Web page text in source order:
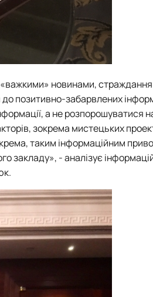
новинами,
позитивно-забарвлених
а не розпорошуватися
зокрема мистецьких
таким інформаційним
закладу», - аналізує